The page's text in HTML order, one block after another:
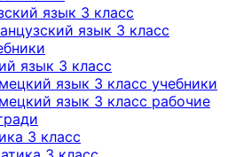
язык 3 класс
язык 3 класс
язык 3 класс
язык 3 класс учебники
язык 3 класс рабочие
3 класс